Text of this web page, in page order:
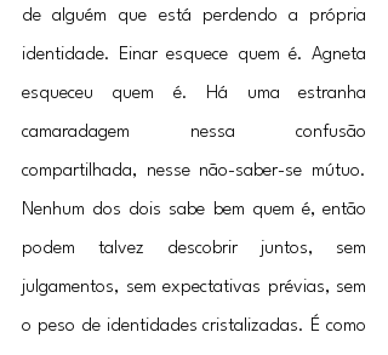
de alguém que está perdendo a própria
identidade. Einar esquece quem é. Agneta
esqueceu quem é. Há uma estranha
camaradagem nessa confusão
compartilhada, nesse não-saber-se mútuo.
Nenhum dos dois sabe bem quem é, então
podem talvez descobrir juntos, sem
julgamentos, sem expectativas prévias, sem
o peso de identidades cristalizadas. É como